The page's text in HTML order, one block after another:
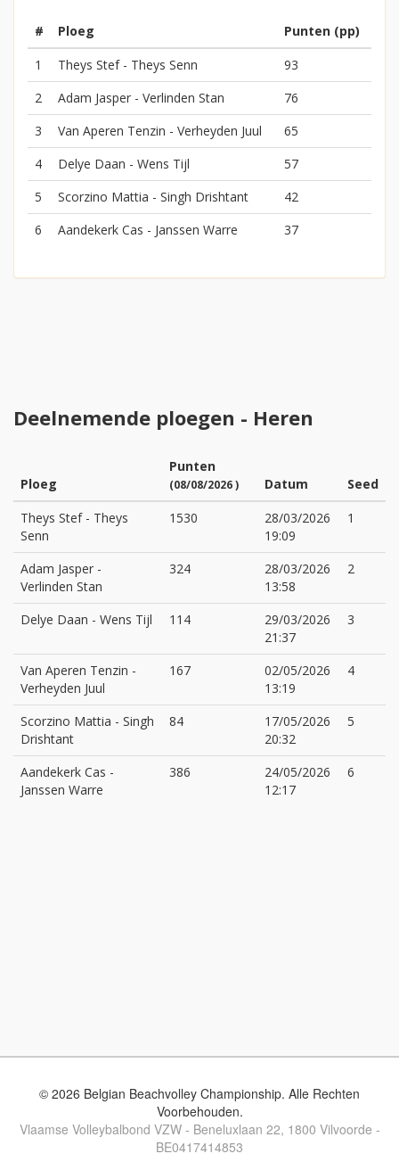
# Ploeg
Punten (pp)
1
Theys Stef - Theys Senn
93
2
Adam Jasper - Verlinden Stan
76
3
Van Aperen Tenzin - Verheyden Juul
65
4
Delye Daan - Wens Tijl
57
5
Scorzino Mattia - Singh Drishtant
42
6
Aandekerk Cas - Janssen Warre 37
Deelnemende ploegen - Heren
Ploeg
Punten
(08/08/2026 ) Datum
Seed
Theys Stef- Theys
Senn
1530
28/03/2026
19:09
1
Adam Jasper -
Verlinden Stan
324
28/03/2026
13:58
2
Delye Daan - Wens Tijl 114
29/03/2026
21:37
3
Van Aperen Tenzin -
Verheyden Juul
167
02/05/2026
13:19
4
Scorzino Mattia - Singh
Drishtant
84
17/05/2026
20:32
5
Aandekerk Cas -
Janssen Warre
386
24/05/2026
12:17
6
© 2026 Belgian Beachvolley Championship. Alle Rechten
Voorbehouden.
Vlaamse Volleybalbond VZW - Beneluxlaan 22, 1800 Vilvoorde -
BE0417414853